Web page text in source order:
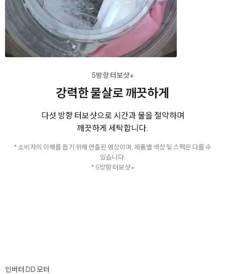
5방향 터보샷+
강력한 물살로 깨끗하게
다섯 방향 터보샷으로 시간과 물을 절약하며
깨끗하게 세탁합니다.
* 소비자의 이해를 돕기 위해 연출된 영상이며, 제품별 색상 및 스펙은 다를 수
있습니다.
* 5방향 터보샷+
인버터 DD 모터